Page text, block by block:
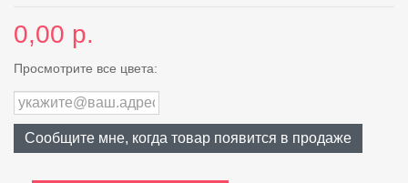
0,00 р.
Просмотрите все цвета:
Сообщите мне, когда товар появится в продаже